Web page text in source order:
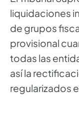
liquidaciones
de grupos
provisional
todas las
así la
regularizados